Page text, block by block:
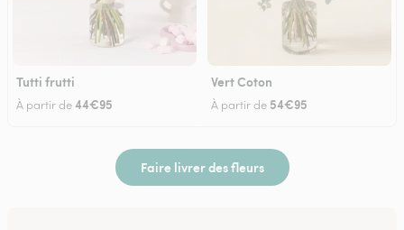
Tutti frutti
À partir de44€95
Vert Coton
À partir de 54€95
Faire livrer des fleurs